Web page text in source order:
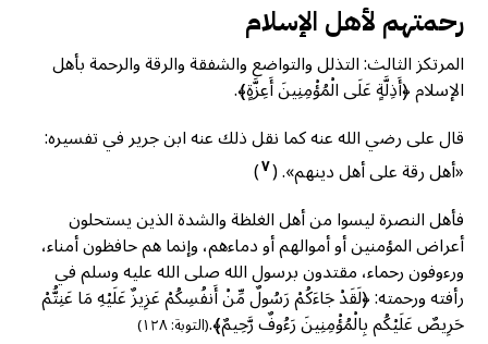
رحمتهم لأهل الإسلام
المرتكز الثالث: التذلل والتواضع والشفقة والرقة والرحمة بأهل
الإسلام ﴿أَذِلَّةٍ عَلَى الْمُؤْمِنِينَ أَعِزَّةٍ﴾.
قال على رضي الله عنه كما نقل ذلك عنه ابن جرير في تفسيره:
«أهل رقة على أهل دينهم».(٧)
فأهل النصرة ليسوا من أهل الغلظة والشدة الذين يستحلون
أعراض المؤمنين أو أموالهم أو دماءهم، وإنما هم حافظون أمناء،
ورءوفون رحماء، مقتدون برسول الله صلى الله عليه وسلم في
رأفته ورحمته: ﴿لَقَدْ جَاءَكُمْ رَسُولٌ مِّنْ أَنفُسِكُمْ عَزِيزٌ عَلَيْهِ مَا عَنِتُّمْ
حَرِيصٌ عَلَيْكُم بِالْمُؤْمِنِينَ رَءُوفٌ رَّحِيمٌ﴾.(التوبة: ١٢٨)